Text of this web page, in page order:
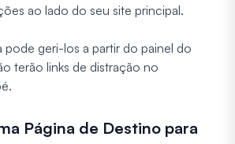
ao lado do seu site principal.
pode geri-los a partir do painel do
terão links de distração no
Página de Destino para